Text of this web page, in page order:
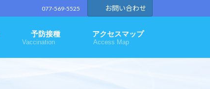
077-569-5525 お問い合わせ
予防接種
Vaccination
アクセスマップ
Access Map